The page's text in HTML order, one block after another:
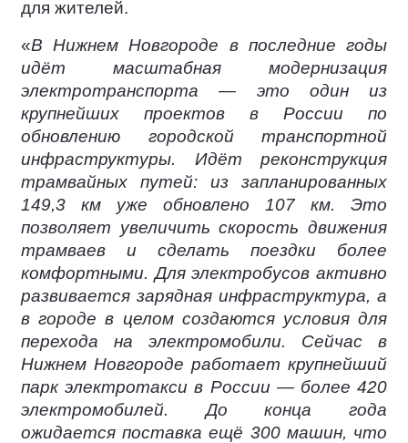
для жителей.
«В Нижнем Новгороде в последние годы
идёт масштабная модернизация
электротранспорта — это один из
крупнейших проектов в России по
обновлению городской транспортной
инфраструктуры. Идёт реконструкция
трамвайных путей: из запланированных
149,3 км уже обновлено 107 км. Это
позволяет увеличить скорость движения
трамваев и сделать поездки более
комфортными. Для электробусов активно
развивается зарядная инфраструктура, а
в городе в целом создаются условия для
перехода на электромобили. Сейчас в
Нижнем Новгороде работает крупнейший
парк электротакси в России — более 420
электромобилей. До конца года
ожидается поставка ещё 300 машин, что